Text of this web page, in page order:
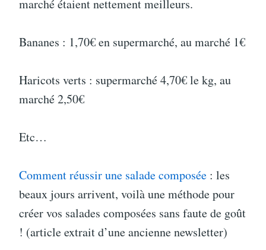
marché étaient nettement meilleurs.
Bananes : 1,70€ en supermarché, au marché 1€
Haricots verts : supermarché 4,70€ le kg, au
marché 2,50€
Etc…
Comment réussir une salade composée : les
beaux jours arrivent, voilà une méthode pour
créer vos salades composées sans faute de goût
! (article extrait d’une ancienne newsletter)